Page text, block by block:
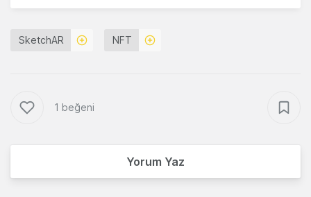
SketchAR NFT
1 beğeni
Yorum Yaz